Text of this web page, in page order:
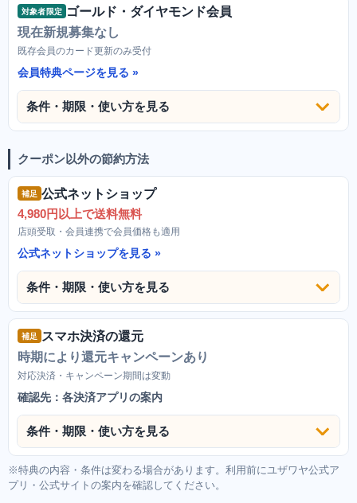
対象者限定
ゴールド・ダイヤモンド会員
現在新規募集なし
既存会員のカード更新のみ受付
会員特典ページを見る
条件・期限・使い方を見る
クーポン以外の節約方法
補足 公式ネットショップ
4,980円以上で送料無料
店頭受取・会員連携で会員価格も適用
公式ネットショップを見る
条件・期限・使い方を見る
補足
スマホ決済の還元
時期により還元キャンペーンあり
対応決済・キャンペーン期間は変動
確認先：各決済アプリの案内
条件・期限・使い方を見る
※特典の内容・条件は変わる場合があります。利用前にユザワヤ公式ア
プリ・公式サイトの案内を確認してください。